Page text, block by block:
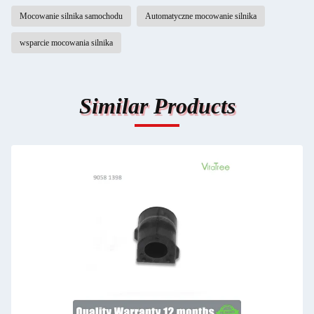
Mocowanie silnika samochodu Automatyczne mocowanie silnika
wsparcie mocowania silnika
Similar Products